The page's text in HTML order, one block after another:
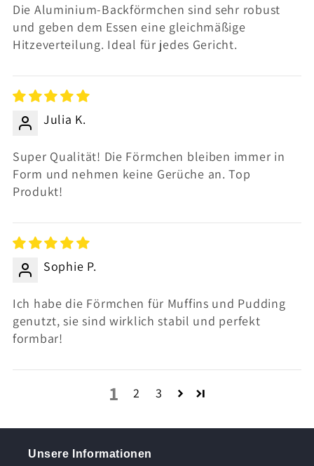
Die Aluminium-Backförmchen sind sehr robust
und geben dem Essen eine gleichmäßige
Hitzeverteilung. Ideal für jedes Gericht.
Julia K.
Super Qualität! Die Förmchen bleiben immer in
Form und nehmen keine Gerüche an. Top
Produkt!
Sophie P.
Ich habe die Förmchen für Muffins und Pudding
genutzt, sie sind wirklich stabil und perfekt
formbar!
1 2 3
Unsere Informationen